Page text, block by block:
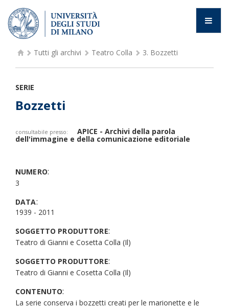
Tutti gli archivi Teatro Colla 3. Bozzetti
SERIE
Bozzetti
consultabile presso: APICE - Archivi della parola
dell'immagine e della comunicazione editoriale
NUMERO:
3
DATA:
1939 - 2011
SOGGETTO PRODUTTORE:
Teatro di Gianni e Cosetta Colla (Il)
SOGGETTO PRODUTTORE:
Teatro di Gianni e Cosetta Colla (Il)
CONTENUTO:
La serie conserva i bozzetti creati per le marionette e le